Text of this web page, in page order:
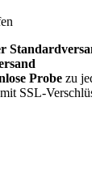
Probe zu
mit SSL-